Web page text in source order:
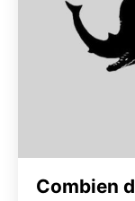
Combien